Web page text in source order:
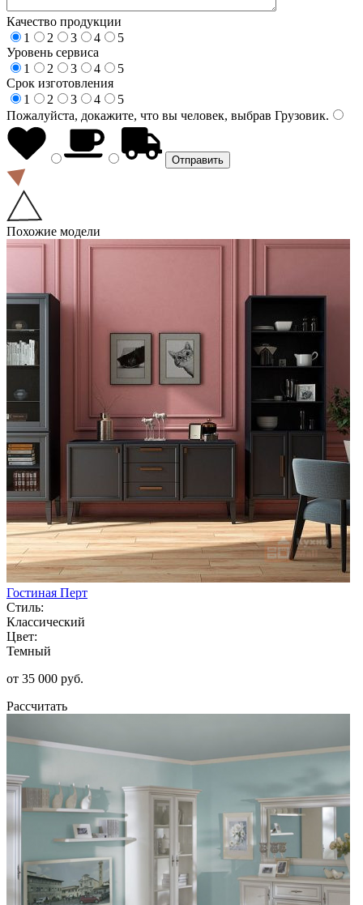
Качество продукции
1
2 3 4
5
Уровень сервиса
1
2 3 4
5
Срок изготовления
1
2 3 4
5
Пожалуйста, докажите, что вы человек, выбрав Грузовик.
Похожие модели
Гостиная Перт
Стиль:
Классический
Цвет:
Темный
от 35 000 руб.
Рассчитать